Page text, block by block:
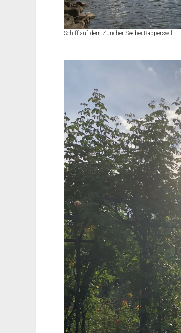
Schiff auf dem Züricher See bei Rapperswil